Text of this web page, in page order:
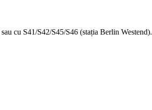
cu S41/S42/S45/S46 (stația Berlin Westend).